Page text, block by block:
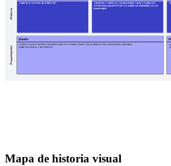
Mapa de historia visual